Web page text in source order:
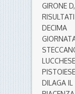
GIRONE
DECIMA
DILAGA IL